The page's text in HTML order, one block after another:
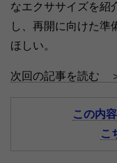
なエクササイズを紹
し、再開に向けた準
ほしい。
次回の記事を読む
この内
こ